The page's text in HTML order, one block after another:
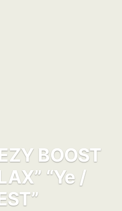
BOOST
“Ye /